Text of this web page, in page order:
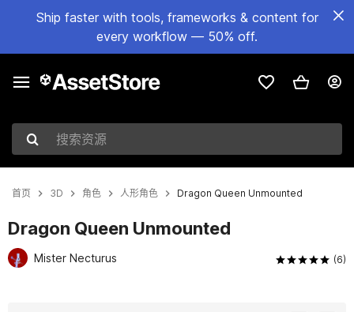
Ship faster with tools, frameworks & content for
every workflow — 50% off.
搜索资源
首页 3D 角色 人形角色 Dragon Queen Unmounted
Dragon Queen Unmounted
Mister Necturus (6)